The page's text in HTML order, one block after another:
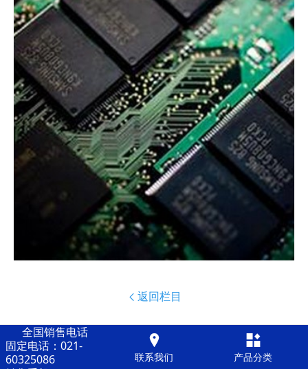
 返回栏目
全国销售电话
固定电话：021-
60325086

联系我们

产品分类